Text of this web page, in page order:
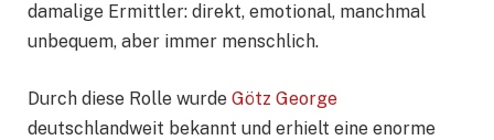
damalige Ermittler: direkt, emotional, manchmal
unbequem, aber immer menschlich.
Durch diese Rolle wurde Götz George
deutschlandweit bekannt und erhielt eine enorme